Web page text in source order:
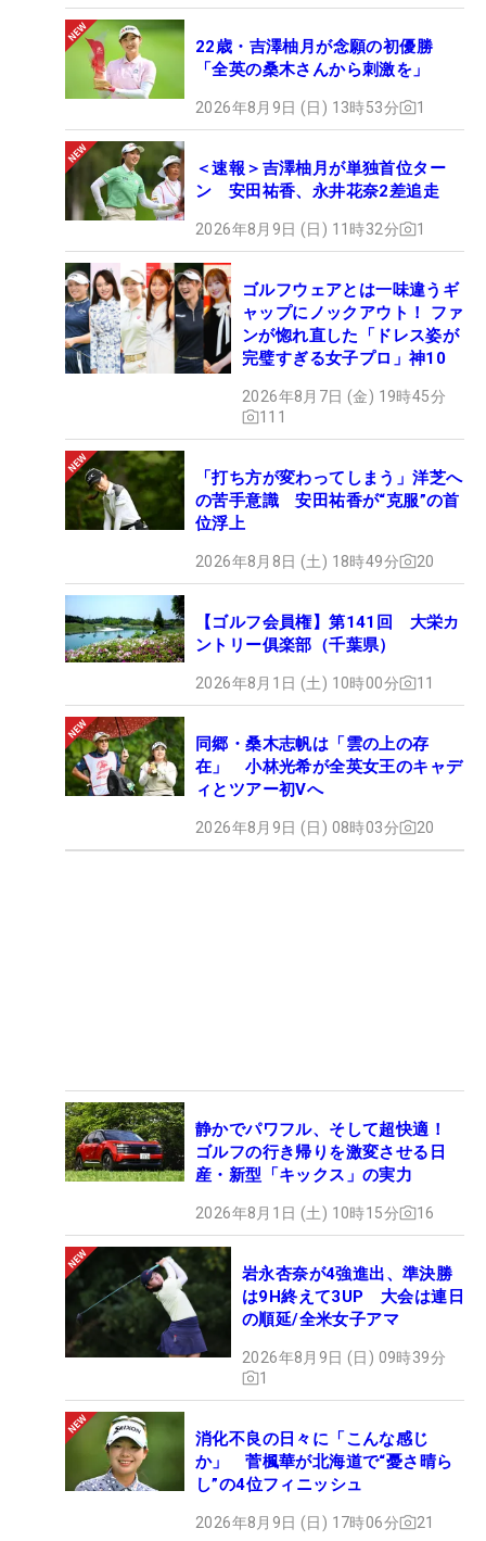
22歳・吉澤柚月が念願の初優勝
「全英の桑木さんから刺激を」
2026年8月9日 (日) 13時53分 1
＜速報＞吉澤柚月が単独首位ター
ン 安田祐香、永井花奈2差追走
2026年8月9日 (日) 11時32分 1
ゴルフウェアとは一味違うギ
ャップにノックアウト！ ファ
ンが惚れ直した「ドレス姿が
完璧すぎる女子プロ」神10
2026年8月7日 (金) 19時45分
111
「打ち方が変わってしまう」洋芝へ
の苦手意識 安田祐香が“克服”の首
位浮上
2026年8月8日 (土) 18時49分 20
【ゴルフ会員権】第141回 大栄カ
ントリー俱楽部（千葉県）
2026年8月1日 (土) 10時00分 11
同郷・桑木志帆は「雲の上の存
在」 小林光希が全英女王のキャデ
ィとツアー初Vへ
2026年8月9日 (日) 08時03分 20
静かでパワフル、そして超快適！
ゴルフの行き帰りを激変させる日
産・新型「キックス」の実力
2026年8月1日 (土) 10時15分 16
岩永杏奈が4強進出、準決勝
は9H終えて3UP 大会は連日
の順延/全米女子アマ
2026年8月9日 (日) 09時39分
1
消化不良の日々に「こんな感じ
か」 菅楓華が北海道で“憂さ晴ら
し”の4位フィニッシュ
2026年8月9日 (日) 17時06分 21